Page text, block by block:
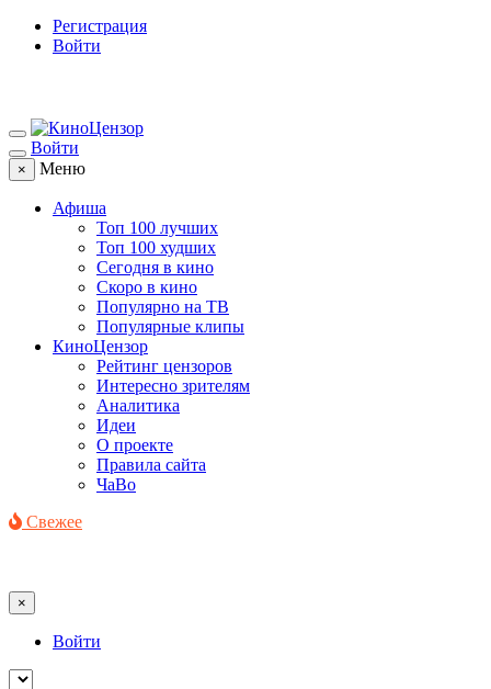
Регистрация
Войти
Войти
× Меню
Афиша
Топ 100 лучших
Топ 100 худших
Сегодня в кино
Скоро в кино
Популярно на ТВ
Популярные клипы
КиноЦензор
Рейтинг цензоров
Интересно зрителям
Аналитика
Идеи
О проекте
Правила сайта
ЧаВо
Свежее
×
Войти